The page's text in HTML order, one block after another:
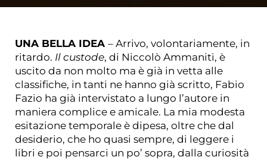
UNA BELLA IDEA – Arrivo, volontariamente, in
ritardo. Il custode, di Niccolò Ammaniti, è
uscito da non molto ma è già in vetta alle
classifiche, in tanti ne hanno già scritto, Fabio
Fazio ha già intervistato a lungo l’autore in
maniera complice e amicale. La mia modesta
esitazione temporale è dipesa, oltre che dal
desiderio, che ho quasi sempre, di leggere i
libri e poi pensarci un po’ sopra, dalla curiosità